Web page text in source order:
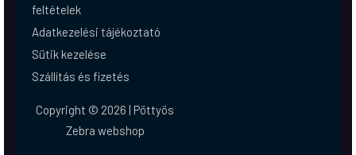
feltételek
Adatkezelési tájékoztató
Sütik kezelése
Szállítás és fizetés
Copyright © 2026 | Pöttyös
Zebra webshop